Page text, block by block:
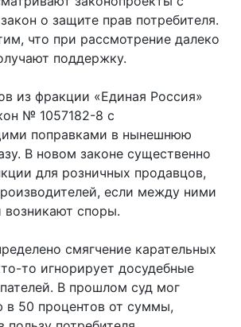
о защите прав потребителя.
что при рассмотрение далеко
поддержку.
из фракции «Единая Россия»
№ 1057182-8 с
поправками в нынешнюю
В новом законе существенно
для розничных продавцов,
если между ними
возникают споры.
смягчение карательных
то игнорирует досудебные
В прошлом суд мог
в 50 процентов от суммы,